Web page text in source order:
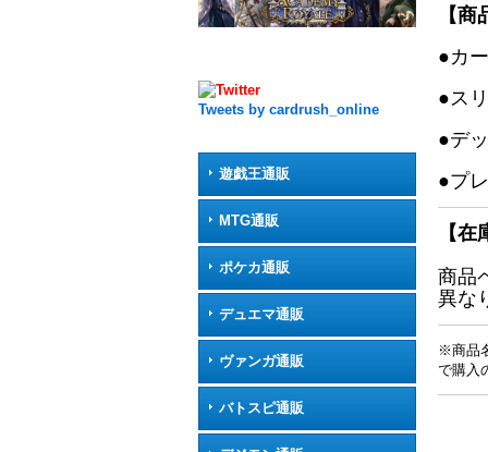
Tweets by cardrush_online
遊戯王通販
MTG通販
ポケカ通販
デュエマ通販
ヴァンガ通販
バトスピ通販
【
●カ
●ス
●デ
●プ
【
商品
異な
※商品
で購入